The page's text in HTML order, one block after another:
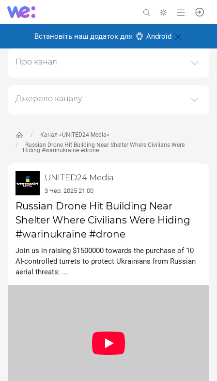
Встановіть наш додаток для Android
Канал «UNITED24 Media»
Russian Drone Hit Building Near Shelter Where Civilians Were
Hiding #warinukraine #drone
UNITED24 Media
3 Чер. 2025 21:00
Russian Drone Hit Building Near
Shelter Where Civilians Were Hiding
#warinukraine #drone
Join us in raising $1500000 towards the purchase of 10
AI-controlled turrets to protect Ukrainians from Russian
aerial threats: ...
Про канал
розвитку ютуб-каналу та соціальних
Відповідальні:
Джерело каналу
l/UCX-xHRN9CnoXto5gcPskANA
популяризації та збільшення аудиторії його
підписників.
Переходьте за посиланнями в дописах для
отримання повної інформації про Автора, чи
предмет допису.